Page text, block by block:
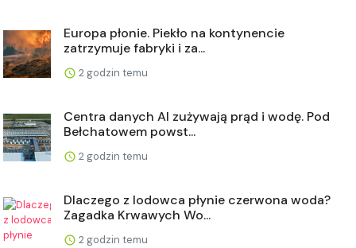
Europa płonie. Piekło na kontynencie
zatrzymuje fabryki i za...
2 godzin temu
Centra danych AI zużywają prąd i wodę. Pod
Bełchatowem powst...
2 godzin temu
Dlaczego z lodowca płynie czerwona woda?
Zagadka Krwawych Wo...
2 godzin temu